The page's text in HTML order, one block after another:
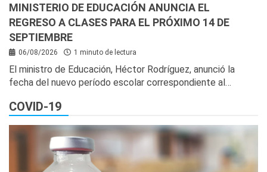
MINISTERIO DE EDUCACIÓN ANUNCIA EL
REGRESO A CLASES PARA EL PRÓXIMO 14 DE
SEPTIEMBRE
06/08/2026 1 minuto de lectura
El ministro de Educación, Héctor Rodríguez, anunció la
fecha del nuevo período escolar correspondiente al…
COVID-19